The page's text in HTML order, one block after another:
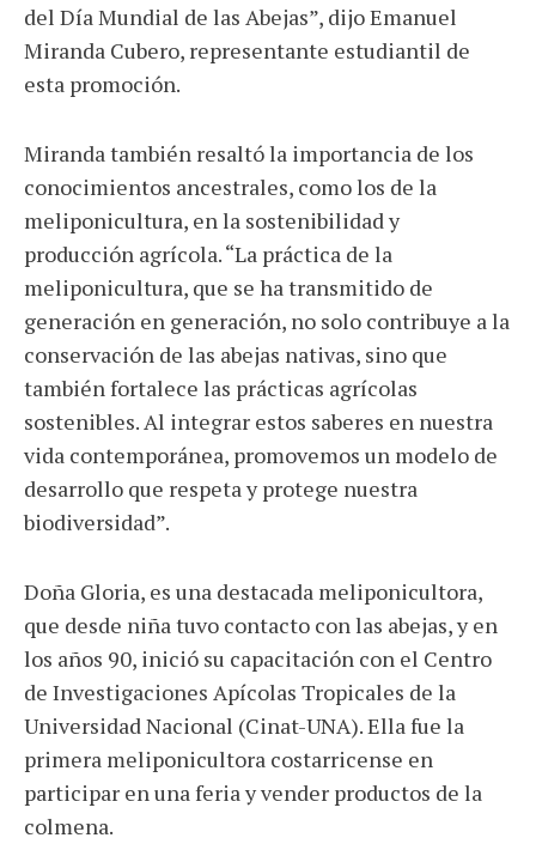
del Día Mundial de las Abejas”, dijo Emanuel
Miranda Cubero, representante estudiantil de
esta promoción.
Miranda también resaltó la importancia de los
conocimientos ancestrales, como los de la
meliponicultura, en la sostenibilidad y
producción agrícola. “La práctica de la
meliponicultura, que se ha transmitido de
generación en generación, no solo contribuye a la
conservación de las abejas nativas, sino que
también fortalece las prácticas agrícolas
sostenibles. Al integrar estos saberes en nuestra
vida contemporánea, promovemos un modelo de
desarrollo que respeta y protege nuestra
biodiversidad”.
Doña Gloria, es una destacada meliponicultora,
que desde niña tuvo contacto con las abejas, y en
los años 90, inició su capacitación con el Centro
de Investigaciones Apícolas Tropicales de la
Universidad Nacional (Cinat-UNA). Ella fue la
primera meliponicultora costarricense en
participar en una feria y vender productos de la
colmena.